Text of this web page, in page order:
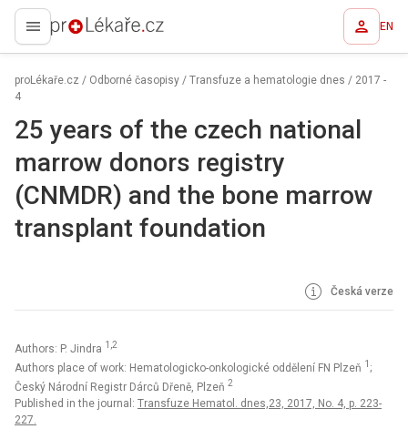
proLékaře.cz EN
proLékaře.cz / Odborné časopisy / Transfuze a hematologie dnes / 2017 -
4
25 years of the czech national
marrow donors registry
(CNMDR) and the bone marrow
transplant foundation
Česká verze
Authors: P. Jindra 1,2
Authors place of work: Hematologicko-onkologické oddělení FN Plzeň 1 ;
Český Národní Registr Dárců Dřeně, Plzeň 2
Published in the journal: Transfuze Hematol. dnes,23, 2017, No. 4, p. 223-
227.